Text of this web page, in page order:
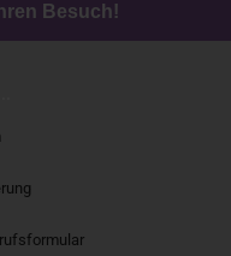
Besuch!